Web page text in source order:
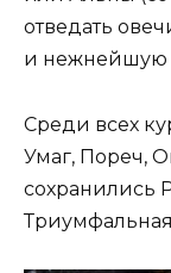
отведать
и нежнейшую
Среди всех
Умаг, Пореч,
сохранились